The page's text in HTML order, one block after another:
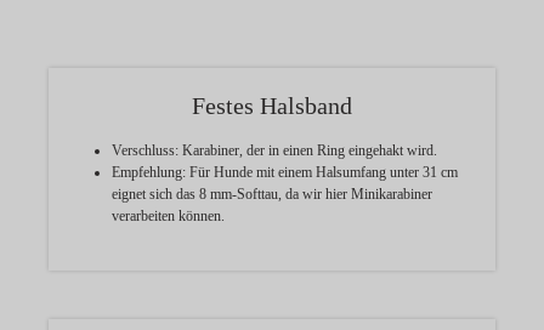
Festes Halsband
Verschluss: Karabiner, der in einen Ring eingehakt wird.
Empfehlung: Für Hunde mit einem Halsumfang unter 31 cm
eignet sich das 8 mm-Softtau, da wir hier Minikarabiner
verarbeiten können.